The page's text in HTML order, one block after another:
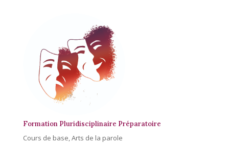
Formation Pluridisciplinaire Préparatoire
Cours de base,Arts de la parole